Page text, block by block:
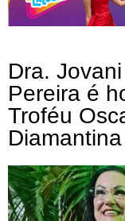
Dra.
Pereira é
Troféu